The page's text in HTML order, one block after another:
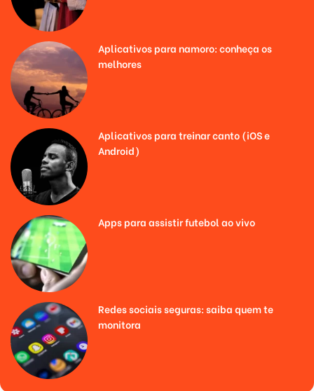
Aplicativos para namoro: conheça os
melhores
Aplicativos para treinar canto (iOS e
Android)
Apps para assistir futebol ao vivo
Redes sociais seguras: saiba quem te
monitora